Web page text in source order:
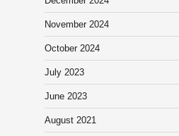
November 2024
October 2024
July 2023
June 2023
August 2021